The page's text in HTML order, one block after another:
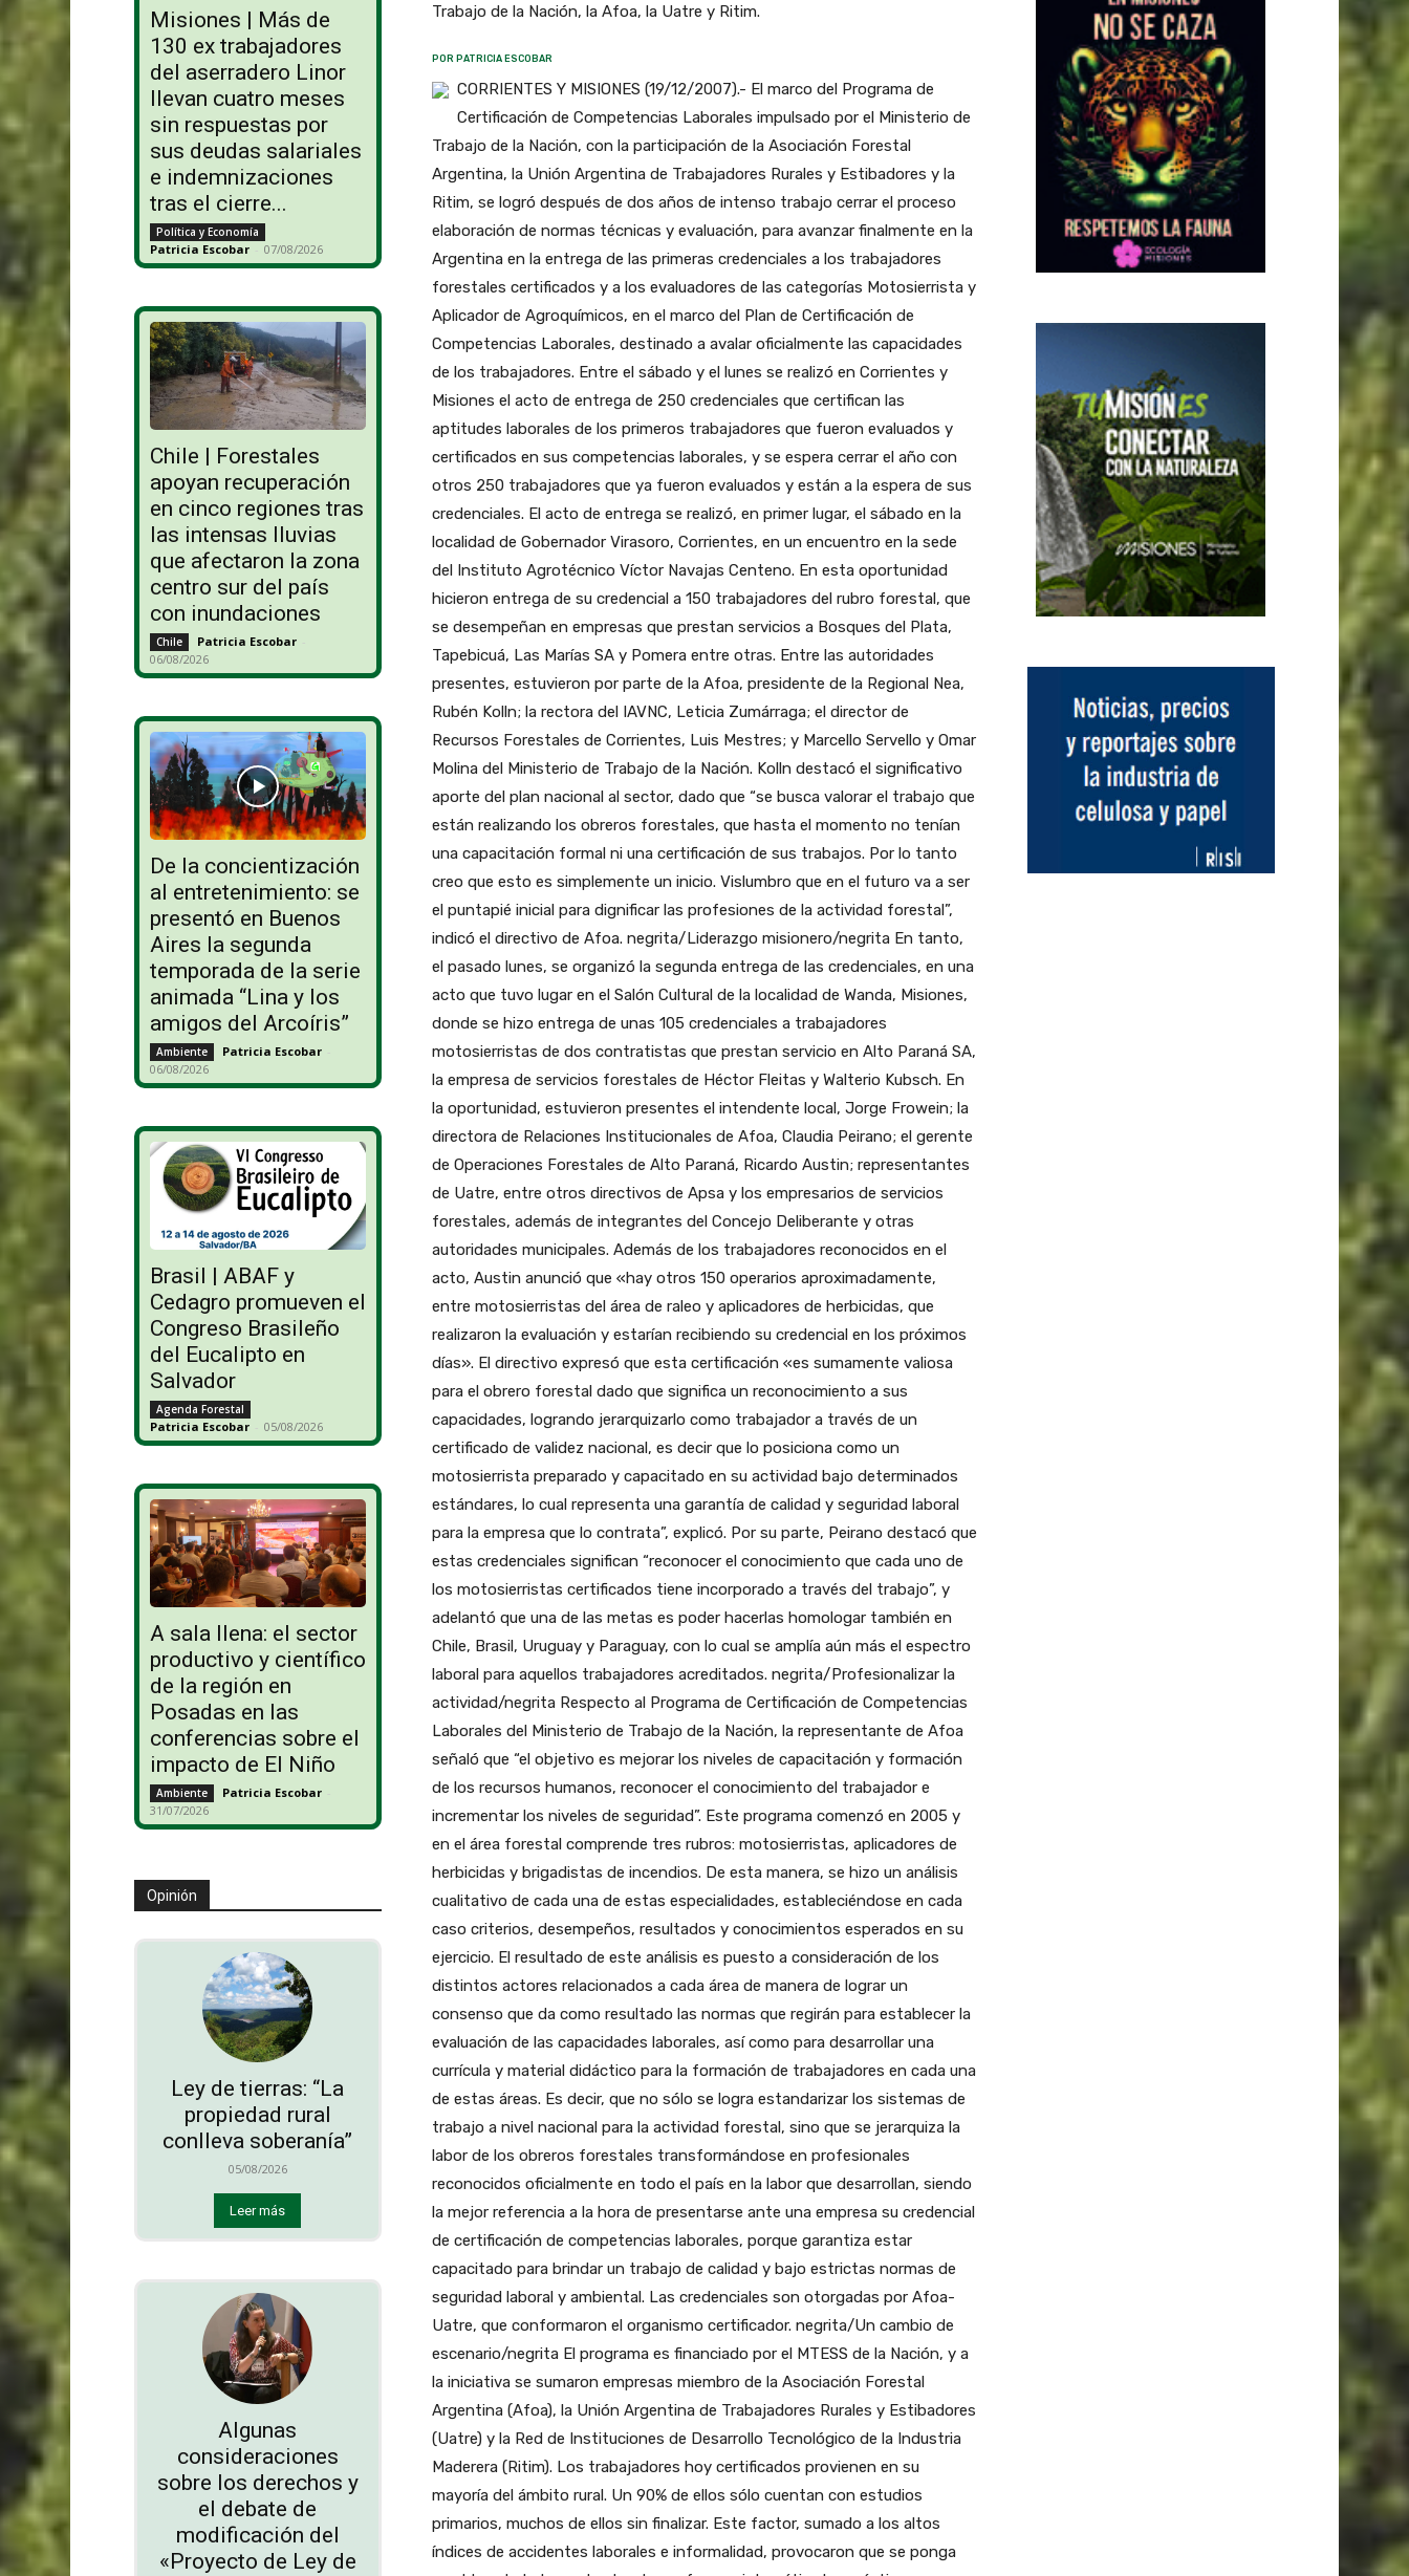
Misiones | Más de
130 ex trabajadores
del aserradero Linor
llevan cuatro meses
sin respuestas por
sus deudas salariales
e indemnizaciones
tras el cierre...
Política y Economía
Patricia Escobar - 07/08/2026
Chile | Forestales
apoyan recuperación
en cinco regiones tras
las intensas lluvias
que afectaron la zona
centro sur del país
con inundaciones
Chile Patricia Escobar -
06/08/2026
De la concientización
al entretenimiento: se
presentó en Buenos
Aires la segunda
temporada de la serie
animada “Lina y los
amigos del Arcoíris”
Ambiente Patricia Escobar -
06/08/2026
Brasil | ABAF y
Cedagro promueven el
Congreso Brasileño
del Eucalipto en
Salvador
Agenda Forestal
Patricia Escobar - 05/08/2026
A sala llena: el sector
productivo y científico
de la región en
Posadas en las
conferencias sobre el
impacto de El Niño
Ambiente Patricia Escobar -
31/07/2026
Opinión
Ley de tierras: “La
propiedad rural
conlleva soberanía”
05/08/2026
Leer más
Algunas
consideraciones
sobre los derechos y
el debate de
modificación del
«Proyecto de Ley de
Trabajo de la Nación, la Afoa, la Uatre y Ritim.
POR PATRICIA ESCOBAR
CORRIENTES Y MISIONES (19/12/2007).- El marco del Programa de
Certificación de Competencias Laborales impulsado por el Ministerio de
Trabajo de la Nación, con la participación de la Asociación Forestal
Argentina, la Unión Argentina de Trabajadores Rurales y Estibadores y la
Ritim, se logró después de dos años de intenso trabajo cerrar el proceso
elaboración de normas técnicas y evaluación, para avanzar finalmente en la
Argentina en la entrega de las primeras credenciales a los trabajadores
forestales certificados y a los evaluadores de las categorías Motosierrista y
Aplicador de Agroquímicos, en el marco del Plan de Certificación de
Competencias Laborales, destinado a avalar oficialmente las capacidades
de los trabajadores. Entre el sábado y el lunes se realizó en Corrientes y
Misiones el acto de entrega de 250 credenciales que certifican las
aptitudes laborales de los primeros trabajadores que fueron evaluados y
certificados en sus competencias laborales, y se espera cerrar el año con
otros 250 trabajadores que ya fueron evaluados y están a la espera de sus
credenciales. El acto de entrega se realizó, en primer lugar, el sábado en la
localidad de Gobernador Virasoro, Corrientes, en un encuentro en la sede
del Instituto Agrotécnico Víctor Navajas Centeno. En esta oportunidad
hicieron entrega de su credencial a 150 trabajadores del rubro forestal, que
se desempeñan en empresas que prestan servicios a Bosques del Plata,
Tapebicuá, Las Marías SA y Pomera entre otras. Entre las autoridades
presentes, estuvieron por parte de la Afoa, presidente de la Regional Nea,
Rubén Kolln; la rectora del IAVNC, Leticia Zumárraga; el director de
Recursos Forestales de Corrientes, Luis Mestres; y Marcello Servello y Omar
Molina del Ministerio de Trabajo de la Nación. Kolln destacó el significativo
aporte del plan nacional al sector, dado que “se busca valorar el trabajo que
están realizando los obreros forestales, que hasta el momento no tenían
una capacitación formal ni una certificación de sus trabajos. Por lo tanto
creo que esto es simplemente un inicio. Vislumbro que en el futuro va a ser
el puntapié inicial para dignificar las profesiones de la actividad forestal”,
indicó el directivo de Afoa. negrita/Liderazgo misionero/negrita En tanto,
el pasado lunes, se organizó la segunda entrega de las credenciales, en una
acto que tuvo lugar en el Salón Cultural de la localidad de Wanda, Misiones,
donde se hizo entrega de unas 105 credenciales a trabajadores
motosierristas de dos contratistas que prestan servicio en Alto Paraná SA,
la empresa de servicios forestales de Héctor Fleitas y Walterio Kubsch. En
la oportunidad, estuvieron presentes el intendente local, Jorge Frowein; la
directora de Relaciones Institucionales de Afoa, Claudia Peirano; el gerente
de Operaciones Forestales de Alto Paraná, Ricardo Austin; representantes
de Uatre, entre otros directivos de Apsa y los empresarios de servicios
forestales, además de integrantes del Concejo Deliberante y otras
autoridades municipales. Además de los trabajadores reconocidos en el
acto, Austin anunció que «hay otros 150 operarios aproximadamente,
entre motosierristas del área de raleo y aplicadores de herbicidas, que
realizaron la evaluación y estarían recibiendo su credencial en los próximos
días». El directivo expresó que esta certificación «es sumamente valiosa
para el obrero forestal dado que significa un reconocimiento a sus
capacidades, logrando jerarquizarlo como trabajador a través de un
certificado de validez nacional, es decir que lo posiciona como un
motosierrista preparado y capacitado en su actividad bajo determinados
estándares, lo cual representa una garantía de calidad y seguridad laboral
para la empresa que lo contrata”, explicó. Por su parte, Peirano destacó que
estas credenciales significan “reconocer el conocimiento que cada uno de
los motosierristas certificados tiene incorporado a través del trabajo”, y
adelantó que una de las metas es poder hacerlas homologar también en
Chile, Brasil, Uruguay y Paraguay, con lo cual se amplía aún más el espectro
laboral para aquellos trabajadores acreditados. negrita/Profesionalizar la
actividad/negrita Respecto al Programa de Certificación de Competencias
Laborales del Ministerio de Trabajo de la Nación, la representante de Afoa
señaló que “el objetivo es mejorar los niveles de capacitación y formación
de los recursos humanos, reconocer el conocimiento del trabajador e
incrementar los niveles de seguridad”. Este programa comenzó en 2005 y
en el área forestal comprende tres rubros: motosierristas, aplicadores de
herbicidas y brigadistas de incendios. De esta manera, se hizo un análisis
cualitativo de cada una de estas especialidades, estableciéndose en cada
caso criterios, desempeños, resultados y conocimientos esperados en su
ejercicio. El resultado de este análisis es puesto a consideración de los
distintos actores relacionados a cada área de manera de lograr un
consenso que da como resultado las normas que regirán para establecer la
evaluación de las capacidades laborales, así como para desarrollar una
currícula y material didáctico para la formación de trabajadores en cada una
de estas áreas. Es decir, que no sólo se logra estandarizar los sistemas de
trabajo a nivel nacional para la actividad forestal, sino que se jerarquiza la
labor de los obreros forestales transformándose en profesionales
reconocidos oficialmente en todo el país en la labor que desarrollan, siendo
la mejor referencia a la hora de presentarse ante una empresa su credencial
de certificación de competencias laborales, porque garantiza estar
capacitado para brindar un trabajo de calidad y bajo estrictas normas de
seguridad laboral y ambiental. Las credenciales son otorgadas por Afoa-
Uatre, que conformaron el organismo certificador. negrita/Un cambio de
escenario/negrita El programa es financiado por el MTESS de la Nación, y a
la iniciativa se sumaron empresas miembro de la Asociación Forestal
Argentina (Afoa), la Unión Argentina de Trabajadores Rurales y Estibadores
(Uatre) y la Red de Instituciones de Desarrollo Tecnológico de la Industria
Maderera (Ritim). Los trabajadores hoy certificados provienen en su
mayoría del ámbito rural. Un 90% de ellos sólo cuentan con estudios
primarios, muchos de ellos sin finalizar. Este factor, sumado a los altos
índices de accidentes laborales e informalidad, provocaron que se ponga